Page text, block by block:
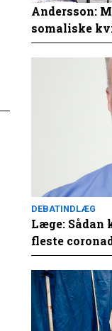
Andersson:
somaliske
DEBATINDLÆG
Læge: Sådan
fleste